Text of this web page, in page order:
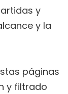
y
y la
páginas
y filtrado